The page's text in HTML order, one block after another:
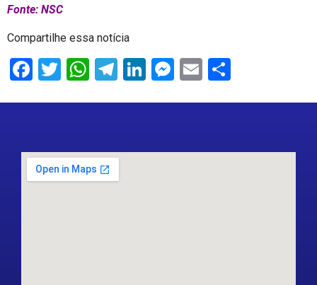
Fonte: NSC
Compartilhe essa notícia
Facebook
Twitter
WhatsApp
Telegram
LinkedIn
Messenger
Email